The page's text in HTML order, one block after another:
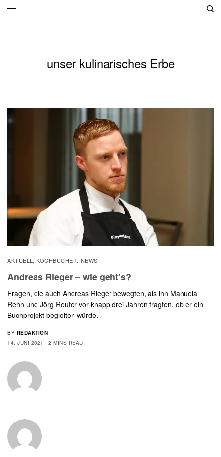
unser kulinarisches Erbe
AKTUELL, KOCHBÜCHER, NEWS
Andreas Rieger – wie geht’s?
Fragen, die auch Andreas Rieger bewegten, als ihn Manuela
Rehn und Jörg Reuter vor knapp drei Jahren fragten, ob er ein
Buchprojekt begleiten würde.
BY REDAKTION
14. JUNI 2021
2 MINS READ